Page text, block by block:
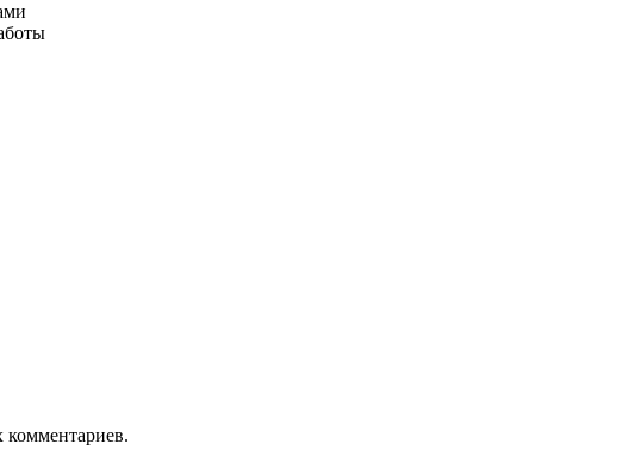
комментариев.